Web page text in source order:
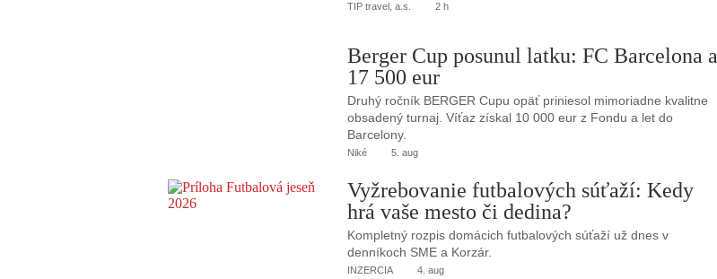
TIP travel, a.s. 2 h
Berger Cup posunul latku: FC Barcelona a
17 500 eur
Druhý ročník BERGER Cupu opäť priniesol mimoriadne kvalitne
obsadený turnaj. Víťaz získal 10 000 eur z Fondu a let do
Barcelony.
Niké 5. aug
Vyžrebovanie futbalových súťaží: Kedy
hrá vaše mesto či dedina?
Kompletný rozpis domácich futbalových súťaží už dnes v
denníkoch SME a Korzár.
INZERCIA 4. aug